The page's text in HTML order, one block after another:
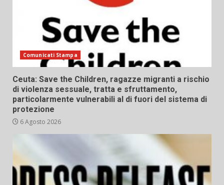
Comunicati Stampa
Ceuta: Save the Children, ragazze migranti a rischio
di violenza sessuale, tratta e sfruttamento,
particolarmente vulnerabili al di fuori del sistema di
protezione
6 Agosto 2026